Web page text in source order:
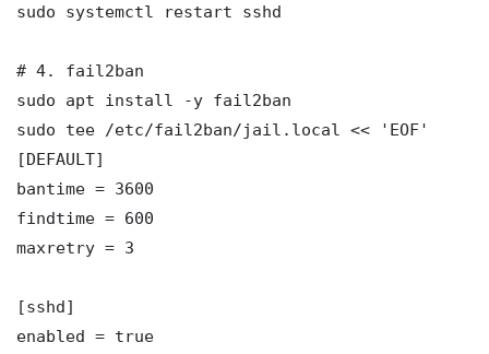
sudo systemctl restart sshd
# 4. fail2ban
sudo apt install -y fail2ban
sudo tee /etc/fail2ban/jail.local << 'EOF'
[DEFAULT]
bantime = 3600
findtime = 600
maxretry = 3
[sshd]
enabled = true